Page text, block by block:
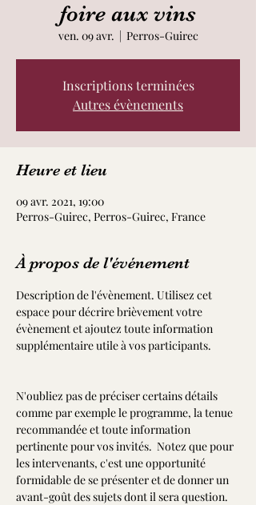
foire aux vins
ven. 09 avr.
  |
Perros-Guirec
Inscriptions terminées
Autres évènements
Heure et lieu
09 avr. 2021, 19:00
Perros-Guirec, Perros-Guirec, France
À propos de l'événement
Description de l'évènement. Utilisez cet
espace pour décrire brièvement votre
évènement et ajoutez toute information
supplémentaire utile à vos participants.
N'oubliez pas de préciser certains détails
comme par exemple le programme, la tenue
recommandée et toute information
pertinente pour vos invités.  Notez que pour
les intervenants, c'est une opportunité
formidable de se présenter et de donner un
avant-goût des sujets dont il sera question.